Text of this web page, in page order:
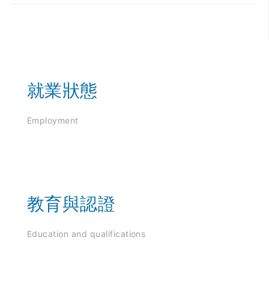
就業狀態
Employment
教育與認證
Education and qualifications